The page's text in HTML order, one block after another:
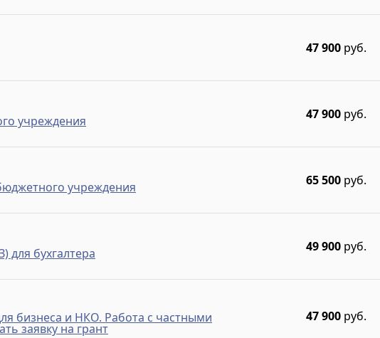
47 900 руб.
учреждения 47 900 руб.
учреждения 65 500 руб.
для бухгалтера 49 900 руб.
бизнеса и НКО. Работа с частными
заявку на грант
47 900 руб.